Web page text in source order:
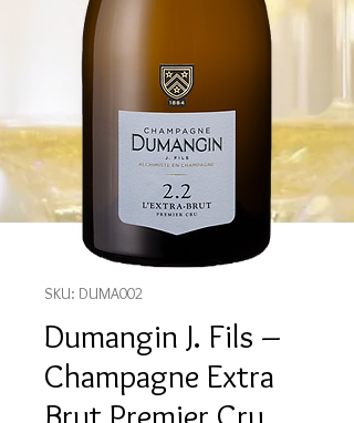
SKU: DUMA002
Dumangin J. Fils –
Champagne Extra